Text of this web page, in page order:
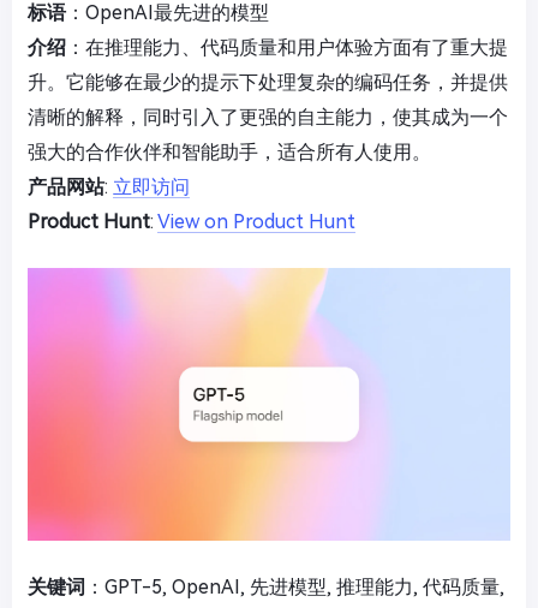
标语：OpenAI最先进的模型
介绍 ：在推理能力、代码质量和用户体验方面有了重大提
升。它能够在最少的提示下处理复杂的编码任务，并提供
清晰的解释，同时引入了更强的自主能力，使其成为一个
强大的合作伙伴和智能助手，适合所有人使用。
产品网站: 立即访问
Product Hunt: View on Product Hunt
关键词 ：GPT-5, OpenAI, 先进模型, 推理能力, 代码质量,